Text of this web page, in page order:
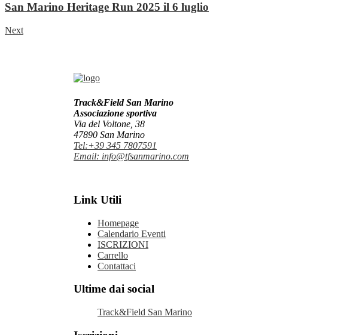
San Marino Heritage Run 2025 il 6 luglio
Next
Track&Field San Marino
Associazione sportiva
Via del Voltone, 38
47890 San Marino
Tel:+39 345 7807591
Email: info@tfsanmarino.com
Link Utili
Homepage
Calendario Eventi
ISCRIZIONI
Carrello
Contattaci
Ultime dai social
Track&Field San Marino